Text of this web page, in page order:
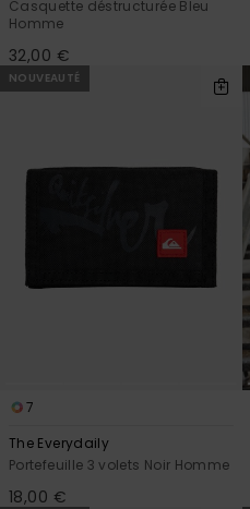
Casquette déstructurée Bleu
Homme
32,00 €
NOUVEAUTÉ
7
The Everydaily
Portefeuille 3 volets Noir Homme
18,00 €